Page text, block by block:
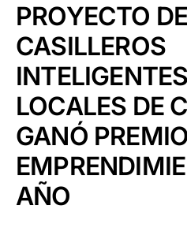
PROYECTO DE
CASILLEROS
LOCALES DE
GANÓ
AÑO